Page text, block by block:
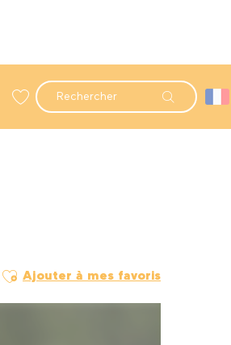
Recherche
Ajouter aux favoris
Ajouter à mes favoris